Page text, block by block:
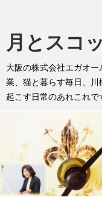
月とスコ
大阪の株式会社エガオ
業、猫と暮らす毎日、
起こす日常のあれこれで